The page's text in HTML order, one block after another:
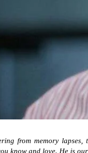
from memory
know and love. He is